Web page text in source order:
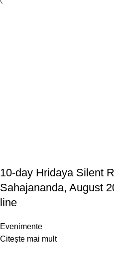
10-day Hridaya Silent
Sahajananda, August
line
Evenimente
Citește mai mult